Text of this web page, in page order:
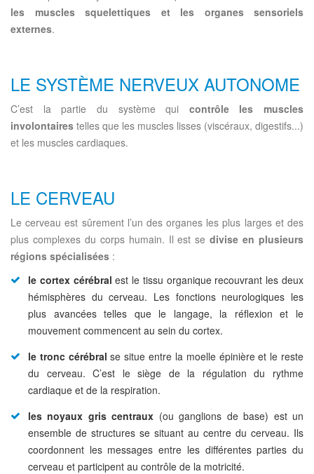
les muscles squelettiques et les organes sensoriels
externes.
LE SYSTÈME NERVEUX AUTONOME
C’est la partie du système qui contrôle les muscles
involontaires telles que les muscles lisses (viscéraux, digestifs...)
et les muscles cardiaques.
LE CERVEAU
Le cerveau est sûrement l’un des organes les plus larges et des
plus complexes du corps humain. Il est sedivise en plusieurs
régions spécialisées :
le cortex cérébral est le tissu organique recouvrant les deux
hémisphères du cerveau. Les fonctions neurologiques les
plus avancées telles que le langage, la réflexion et le
mouvement commencent au sein du cortex.
le tronc cérébral se situe entre la moelle épinière et le reste
du cerveau. C’est le siège de la régulation du rythme
cardiaque et de la respiration.
les noyaux gris centraux (ou ganglions de base) est un
ensemble de structures se situant au centre du cerveau. Ils
coordonnent les messages entre les différentes parties du
cerveau et participent au contrôle de la motricité.